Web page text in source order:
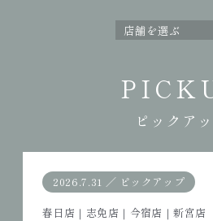
ピックア
2026.7.31 ／ ピックアップ
春日店 ｜ 志免店 ｜ 今宿店 ｜新宮店